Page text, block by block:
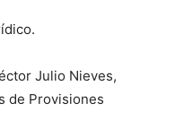
Julio Nieves,
de Provisiones